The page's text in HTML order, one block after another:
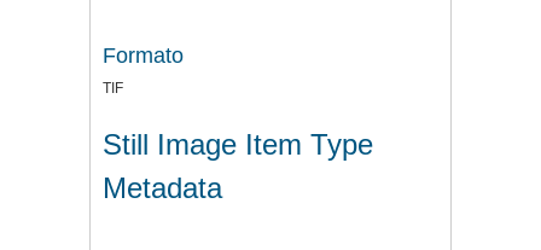
Formato
TIF
Still Image Item Type
Metadata